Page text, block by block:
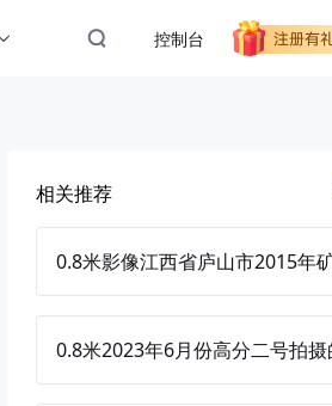
控制台
相关推荐